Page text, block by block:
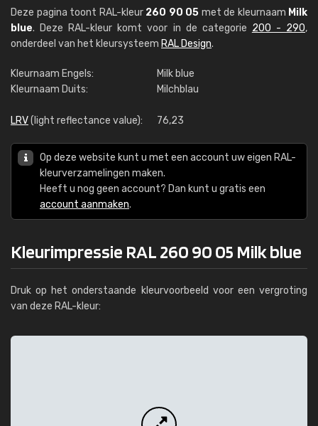
Deze pagina toont RAL-kleur 260 90 05 met de kleurnaam Milk
blue. Deze RAL-kleur komt voor in de categorie 200 - 290,
onderdeel van het kleursysteem RAL Design.
Kleurnaam Engels:
Milk blue
Kleurnaam Duits:
Milchblau
LRV(light reflectance value): 76,23
Op deze website kunt u met een account uw eigen RAL-
kleurverzamelingen maken.
Heeft u nog geen account? Dan kunt u gratis een
account aanmaken.
Kleurimpressie RAL 260 90 05 Milk blue
Druk op het onderstaande kleurvoorbeeld voor een vergroting
van deze RAL-kleur: